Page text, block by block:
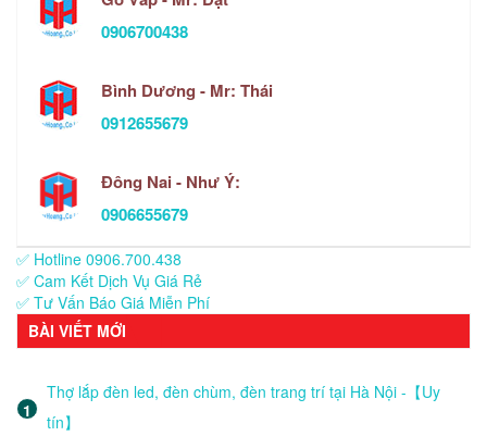
0906700438
Bình Dương - Mr: Thái
0912655679
Đông Nai - Như Ý:
0906655679
✅ Hotline 0906.700.438
✅ Cam Kết Dịch Vụ Giá Rẻ
✅ Tư Vấn Báo Giá Miễn Phí
BÀI VIẾT MỚI
Thợ lắp đèn led, đèn chùm, đèn trang trí tại Hà Nội -【Uy
tín】